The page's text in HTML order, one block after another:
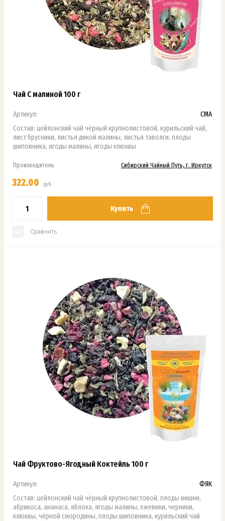
Чай С малиной 100 г
Артикул:
СМА
Состав: цейлонский чай чёрный крупнолистовой, курильский чай,
лист брусники, листья дикой малины, листья таволги, плоды
шиповника, ягоды малины, ягоды клюквы
Производитель Сибирский Чайный Путь, г. Иркутск
322.00 руб.
Купить
Сравнить
Чай Фруктово-Ягодный Коктейль 100 г
Артикул:
ФЯК
Состав: цейлонский чай чёрный крупнолистовой, плоды вишни,
абрикоса, ананаса, яблока, ягоды малины, ежевики, черники,
клюквы, чёрной смородины, плоды шиповника, курильский чай